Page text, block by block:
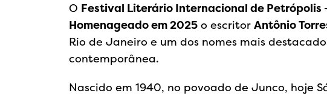
O Festival Literário Internacional de Petrópolis
Homenageado em 2025 o escritor Antônio
Rio de Janeiro e um dos nomes mais
contemporânea.
Nascido em 1940, no povoado de Junco, hoje